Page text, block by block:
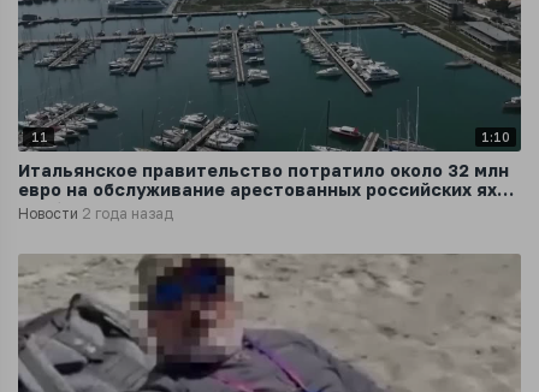
11 1:10
Итальянское правительство потратило около 32 млн
евро на обслуживание арестованных российских яхт,
сообщил France 24
Новости 2 года назад